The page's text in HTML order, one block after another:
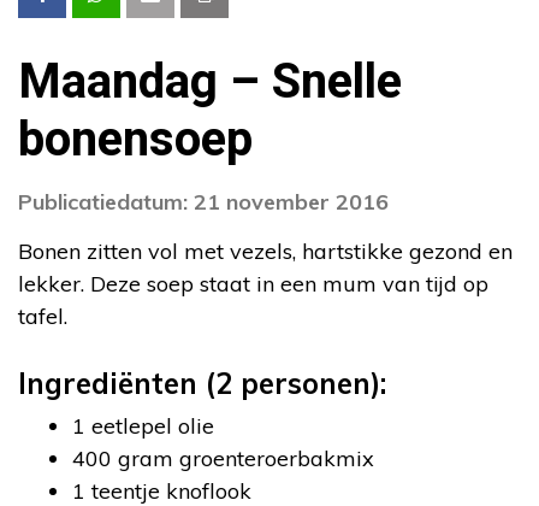
Maandag – Snelle
bonensoep
Publicatiedatum: 21 november 2016
Bonen zitten vol met vezels, hartstikke gezond en
lekker. Deze soep staat in een mum van tijd op
tafel.
Ingrediënten (2 personen):
1 eetlepel olie
400 gram groenteroerbakmix
1 teentje knoflook